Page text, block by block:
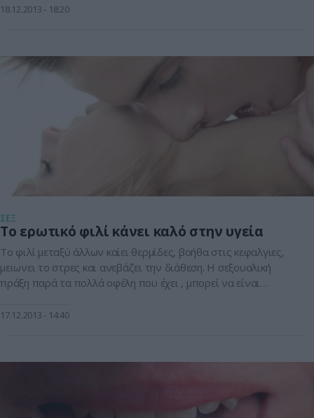
είστε και εσείς ανήκετε σε αυτήν την κατηγορία, ορίστε μερικοί
18.12.2013 18:20
ΣΕΞ
Το ερωτικό φιλί κάνει καλό στην υγεία
Tο φιλί μεταξύ άλλων καίει θερμίδες, βοήθα στις κεφαλγιες,
μειωνει το στρες και ανεβάζει την διάθεση. Η σεξουαλική
πράξη παρά τα πολλά οφέλη που έχει , μπορεί να είναι
σύνδεση των δυο συντρόφων. Tο φιλί από την άλλη, είναι
17.12.2013 14:40